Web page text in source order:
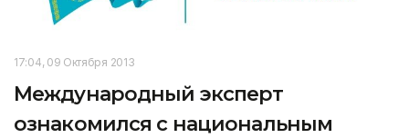
17:04, 09 Октября 2013
Международный эксперт
ознакомился с национальным